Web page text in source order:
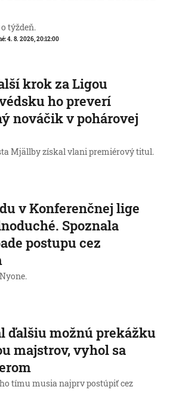
týždeň.
4. 8. 2026, 20:12:00
krok za Ligou
ho preverí
nováčik v pohárovej
Mjällby získal vlani premiérový titul.
v Konferenčnej lige
Spoznala
postupu cez
ďalšiu možnú prekážku
majstrov, vyhol sa
tímu musia najprv postúpiť cez